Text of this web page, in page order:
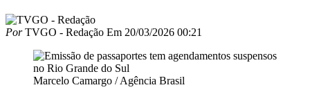
PorTVGO - Redação Em 20/03/2026 00:21
Marcelo Camargo / Agência Brasil